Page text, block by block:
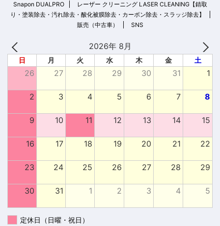
Snapon DUALPRO
レーザー クリーニング LASER CLEANING【錆取
り・塗装除去・汚れ除去・酸化被膜除去・カーボン除去・スラッジ除去】
販売（中古車）
SNS
2026年 8月
日 月 火 水 木 金 土
26 27 28 29 30 31 1
2 3 4 5 6 7 8
9 10 11 12 13 14 15
16 17 18 19 20 21 22
23 24 25 26 27 28 29
30 31 1 2 3 4 5
定休日（日曜・祝日）